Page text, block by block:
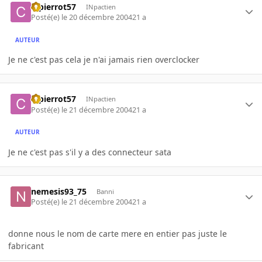
ctpierrot57 INpactien
Posté(e) le 20 décembre 200421 a
AUTEUR
Je ne c'est pas cela je n'ai jamais rien overclocker
ctpierrot57 INpactien
Posté(e) le 21 décembre 200421 a
AUTEUR
Je ne c'est pas s'il y a des connecteur sata
nemesis93_75 Banni
Posté(e) le 21 décembre 200421 a
donne nous le nom de carte mere en entier pas juste le
fabricant